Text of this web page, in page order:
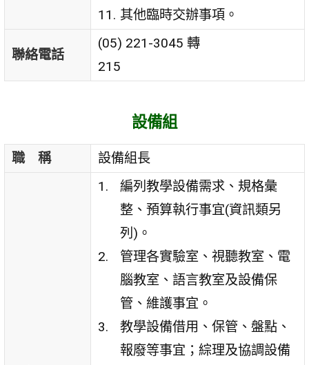
其他臨時交辦事項。
聯絡電話
(05) 221-3045 轉
215
設備組
職 稱 設備組長
編列教學設備需求、規格彙
整、預算執行事宜(資訊類另
列)。
管理各實驗室、視聽教室、電
腦教室、語言教室及設備保
管、維護事宜。
教學設備借用、保管、盤點、
報廢等事宜；綜理及協調設備